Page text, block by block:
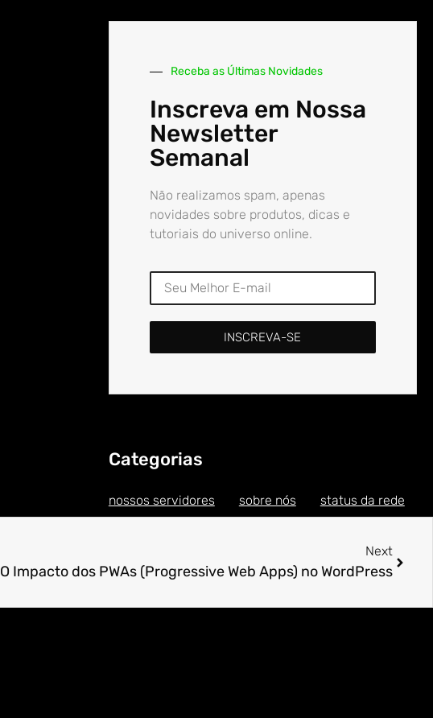
Receba as Últimas Novidades
Inscreva em Nossa
Newsletter
Semanal
Não realizamos spam, apenas
novidades sobre produtos, dicas e
tutoriais do universo online.
INSCREVA-SE
Categorias
nossos servidores sobre nós status da rede
Next
O Impacto dos PWAs (Progressive Web Apps) no WordPress